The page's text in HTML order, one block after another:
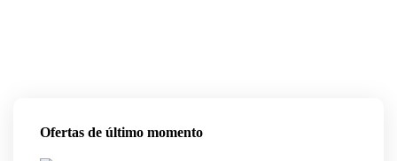
Ofertas de último momento